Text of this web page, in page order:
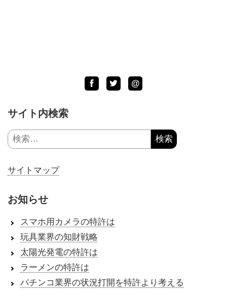
Facebook
TwitterLINE
@
サイト内検索
検
索:
サイトマップ
お知らせ
スマホ用カメラの特許は
玩具業界の知財戦略
太陽光発電の特許は
ラーメンの特許は
パチンコ業界の状況打開を特許より考える